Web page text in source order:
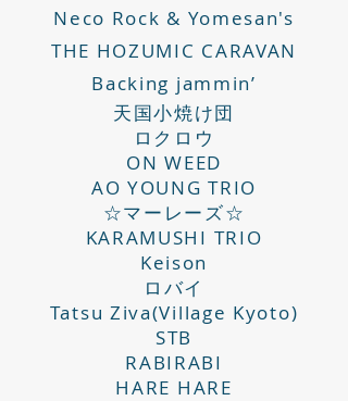
Neco Rock & Yomesan's
THE HOZUMIC CARAVAN
Backing jammin’
天国小焼け団
ロクロウ
ON WEED
AO YOUNG TRIO
☆マーレーズ☆
KARAMUSHI TRIO
Keison
​ロバイ
Tatsu Ziva(Village Kyoto)
STB
​RABIRABI
HARE HARE